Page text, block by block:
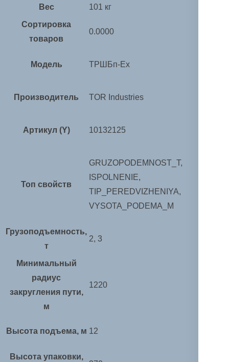
Вес
101 кг
Сортировка
товаров
0.0000
Модель ТРШБп-Ех
Производитель TOR Industries
Артикул (Y) 10132125
Топ свойств
GRUZOPODEMNOST_T,
ISPOLNENIE,
TIP_PEREDVIZHENIYA,
VYSOTA_PODEMA_M
Грузоподъемность,
т
2, 3
Минимальный
радиус
закругления пути,
м
1220
Высота подъема, м 12
Высота упаковки,